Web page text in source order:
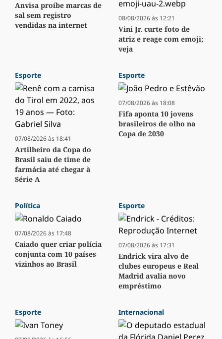
Anvisa proíbe marcas de
sal sem registro
vendidas na internet
08/08/2026 às 12:21
Vini Jr. curte foto de
atriz e reage com emoji;
veja
Esporte
07/08/2026 às 18:41
Artilheiro da Copa do
Brasil saiu de time de
farmácia até chegar à
Série A
Esporte
07/08/2026 às 18:08
Fifa aponta 10 jovens
brasileiros de olho na
Copa de 2030
Política
07/08/2026 às 17:48
Caiado quer criar polícia
conjunta com 10 países
vizinhos ao Brasil
Esporte
07/08/2026 às 17:31
Endrick vira alvo de
clubes europeus e Real
Madrid avalia novo
empréstimo
Esporte Internacional